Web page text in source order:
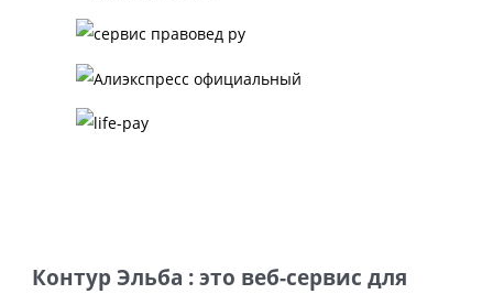
Контур Эльба : это веб-сервис для